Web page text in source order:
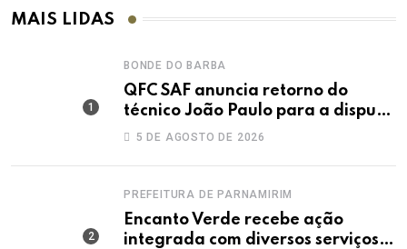
MAIS LIDAS
BONDE DO BARBA
QFC SAF anuncia retorno do
técnico João Paulo para a disputa
da elite do Campeonato Potiguar
5 DE AGOSTO DE 2026
PREFEITURA DE PARNAMIRIM
Encanto Verde recebe ação
integrada com diversos serviços